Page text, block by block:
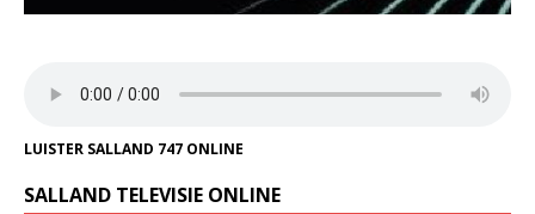
LUISTER SALLAND 747 ONLINE
SALLAND TELEVISIE ONLINE